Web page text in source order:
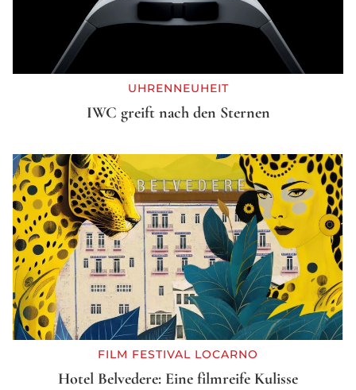
UHRENNEUHEIT
IWC greift nach den Sternen
FILM FESTIVAL LOCARNO
Hotel Belvedere: Eine filmreife Kulisse